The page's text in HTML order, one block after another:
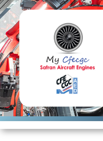
Aller
au
contenu
principal